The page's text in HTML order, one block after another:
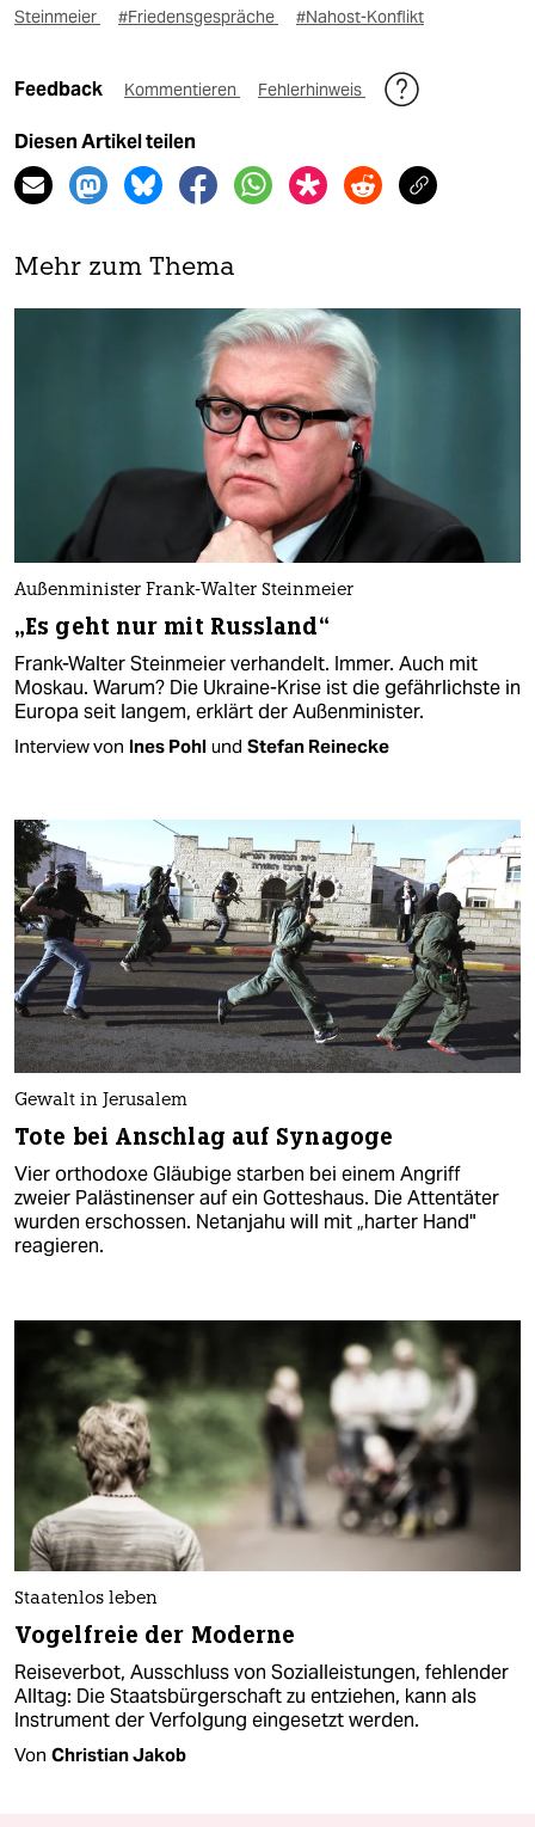
Steinmeier #Friedensgespräche #Nahost-Konflikt
Feedback Kommentieren Fehlerhinweis
Diesen Artikel teilen
Mehr zum Thema
Außenminister Frank-Walter Steinmeier
„Es geht nur mit Russland“
Frank-Walter Steinmeier verhandelt. Immer. Auch mit
Moskau. Warum? Die Ukraine-Krise ist die gefährlichste in
Europa seit langem, erklärt der Außenminister.
Interview von Ines Pohl und Stefan Reinecke
Gewalt in Jerusalem
Tote bei Anschlag auf Synagoge
Vier orthodoxe Gläubige starben bei einem Angriff
zweier Palästinenser auf ein Gotteshaus. Die Attentäter
wurden erschossen. Netanjahu will mit „harter Hand"
reagieren.
Staatenlos leben
Vogelfreie der Moderne
Reiseverbot, Ausschluss von Sozialleistungen, fehlender
Alltag: Die Staatsbürgerschaft zu entziehen, kann als
Instrument der Verfolgung eingesetzt werden.
Von Christian Jakob